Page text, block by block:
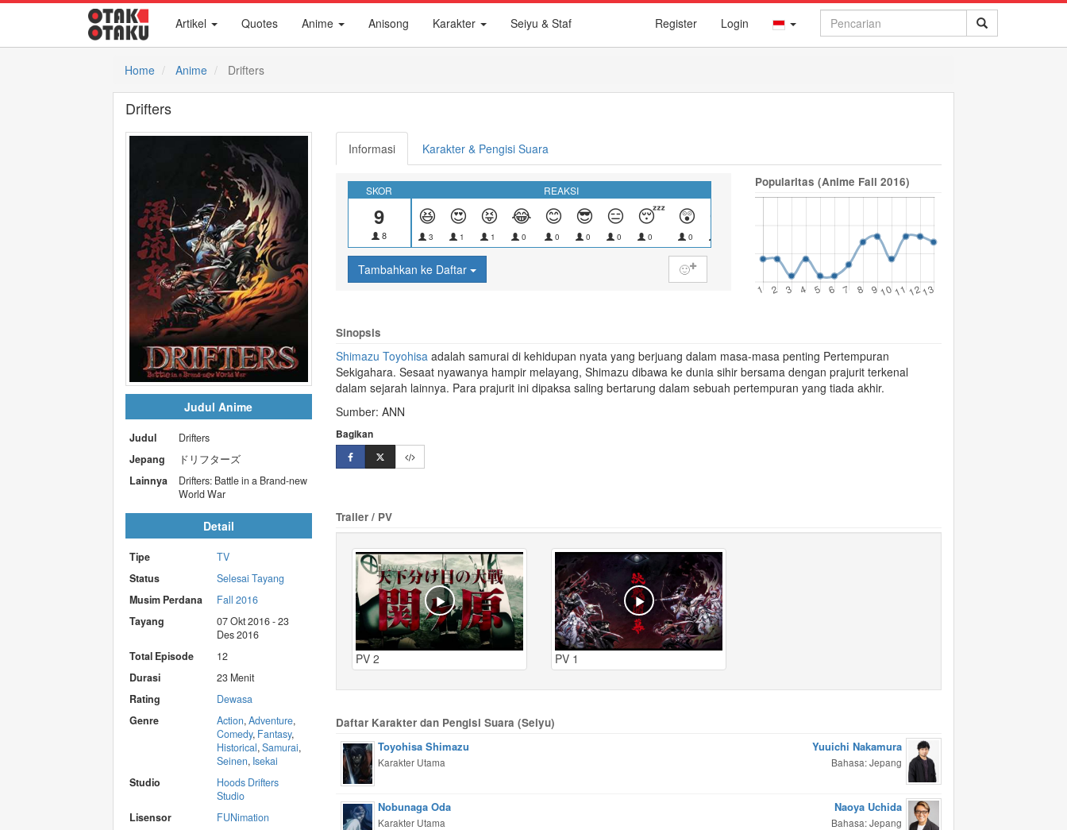
Register Login
Artikel Quotes Anime Anisong Karakter Seiyu & Staf
Home Anime Drifters
Drifters
Judul Anime
Judul
Drifters
Jepang
ドリフターズ
Lainnya
Drifters: Battle in a Brand-new
World War
Detail
Tipe
TV
Status
Selesai Tayang
Musim Perdana
Fall 2016
Tayang
07 Okt 2016 - 23
Des 2016
Total Episode
12
Durasi
23 Menit
Rating
Dewasa
Genre
Action,Adventure,
Comedy, Fantasy,
Historical,Samurai,
Seinen, Isekai
Studio
Hoods Drifters
Studio
Lisensor
FUNimation
Informasi Karakter & Pengisi Suara
SKOR
9
8
REAKSI
😆
3
😍
1
😝
1
😂
0
😊
0
😎
0
😑
0
😴
0
😲
0
😟
Tambahkan ke Daftar 🙂
Popularitas (Anime Fall 2016)
Sinopsis
Shimazu Toyohisaadalah samurai di kehidupan nyata yang berjuang dalam masa-masa penting Pertempuran
Sekigahara. Sesaat nyawanya hampir melayang, Shimazu dibawa ke dunia sihir bersama dengan prajurit terkenal
dalam sejarah lainnya. Para prajurit ini dipaksa saling bertarung dalam sebuah pertempuran yang tiada akhir.
Sumber: ANN
Bagikan
Trailer / PV
PV 2 PV 1
Daftar Karakter dan Pengisi Suara (Seiyu)
Toyohisa Shimazu
Karakter Utama
Yuuichi Nakamura
Bahasa: Jepang
Nobunaga Oda
Karakter Utama
Naoya Uchida
Bahasa: Jepang